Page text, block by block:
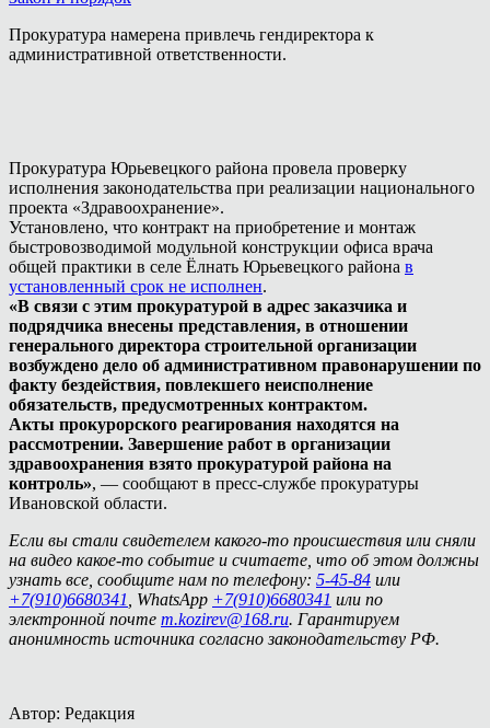
Прокуратура намерена привлечь гендиректора к
административной ответственности.
Прокуратура Юрьевецкого района провела проверку
исполнения законодательства при реализации национального
проекта «Здравоохранение».
Установлено, что контракт на приобретение и монтаж
быстровозводимой модульной конструкции офиса врача
общей практики в селе Ёлнать Юрьевецкого района в
установленный срок не исполнен.
«В связи с этим прокуратурой в адрес заказчика и
подрядчика внесены представления, в отношении
генерального директора строительной организации
возбуждено дело об административном правонарушении по
факту бездействия, повлекшего неисполнение
обязательств, предусмотренных контрактом.
Акты прокурорского реагирования находятся на
рассмотрении. Завершение работ в организации
здравоохранения взято прокуратурой района на
контроль», — сообщают в пресс-службе прокуратуры
Ивановской области.
Если вы стали свидетелем какого-то происшествия или сняли
на видео какое-то событие и считаете, что об этом должны
узнать все, сообщите нам по телефону: 5-45-84 или
+7(910)6680341
, WhatsApp +7(910)6680341 или по
электронной почте m.kozirev@168.ru. Гарантируем
анонимность источника согласно законодательству РФ.
Автор: Редакция